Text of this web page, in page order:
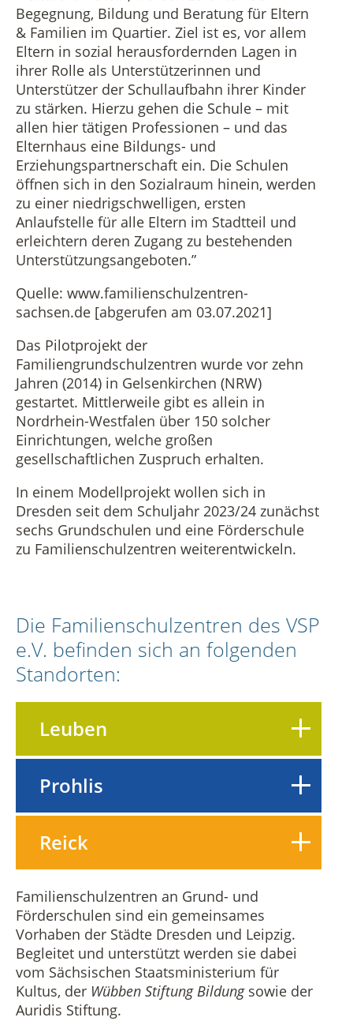
Begegnung, Bildung und Beratung für Eltern
& Familien im Quartier. Ziel ist es, vor allem
Eltern in sozial herausfordernden Lagen in
ihrer Rolle als Unterstützerinnen und
Unterstützer der Schullaufbahn ihrer Kinder
zu stärken. Hierzu gehen die Schule – mit
allen hier tätigen Professionen – und das
Elternhaus eine Bildungs- und
Erziehungspartnerschaft ein. Die Schulen
öffnen sich in den Sozialraum hinein, werden
zu einer niedrigschwelligen, ersten
Anlaufstelle für alle Eltern im Stadtteil und
erleichtern deren Zugang zu bestehenden
Unterstützungsangeboten.”
Quelle: www.familienschulzentren-
sachsen.de [abgerufen am 03.07.2021]
Das Pilotprojekt der
Familiengrundschulzentren wurde vor zehn
Jahren (2014) in Gelsenkirchen (NRW)
gestartet. Mittlerweile gibt es allein in
Nordrhein-Westfalen über 150 solcher
Einrichtungen, welche großen
gesellschaftlichen Zuspruch erhalten.
In einem Modellprojekt wollen sich in
Dresden seit dem Schuljahr 2023/24 zunächst
sechs Grundschulen und eine Förderschule
zu Familienschulzentren weiterentwickeln.
Die Familienschulzentren des VSP
e.V. befinden sich an folgenden
Standorten:
Leuben
Prohlis
Reick
Familienschulzentren an Grund- und
Förderschulen sind ein gemeinsames
Vorhaben der Städte Dresden und Leipzig.
Begleitet und unterstützt werden sie dabei
vom Sächsischen Staatsministerium für
Kultus, der Wübben Stiftung Bildungsowie der
Auridis Stiftung.
Vermietung
Datenschutz in der Beratungsstelle
Beschwerdemanagement in der Beratungsstelle